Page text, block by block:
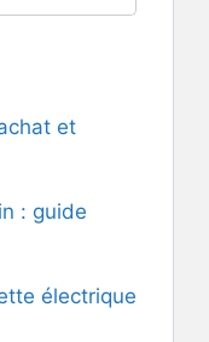
et
: guide
électrique